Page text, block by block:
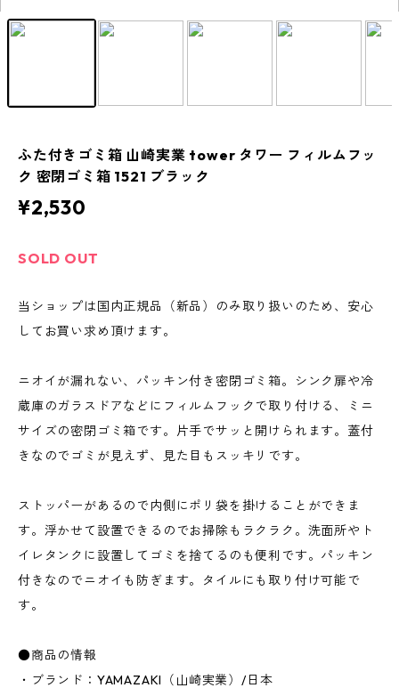
ふた付きゴミ箱 山崎実業 tower タワー フィルムフッ
ク 密閉ゴミ箱 1521 ブラック
¥2,530
SOLD OUT
当ショップは国内正規品（新品）のみ取り扱いのため、安心
してお買い求め頂けます。
ニオイが漏れない、パッキン付き密閉ゴミ箱。シンク扉や冷
蔵庫のガラスドアなどにフィルムフックで取り付ける、ミニ
サイズの密閉ゴミ箱です。片手でサッと開けられます。蓋付
きなのでゴミが見えず、見た目もスッキリです。
ストッパーがあるので内側にポリ袋を掛けることができま
す。浮かせて設置できるのでお掃除もラクラク。洗面所やト
イレタンクに設置してゴミを捨てるのも便利です。パッキン
付きなのでニオイも防ぎます。タイルにも取り付け可能で
す。
●商品の情報
・ブランド：YAMAZAKI（山崎実業）/日本